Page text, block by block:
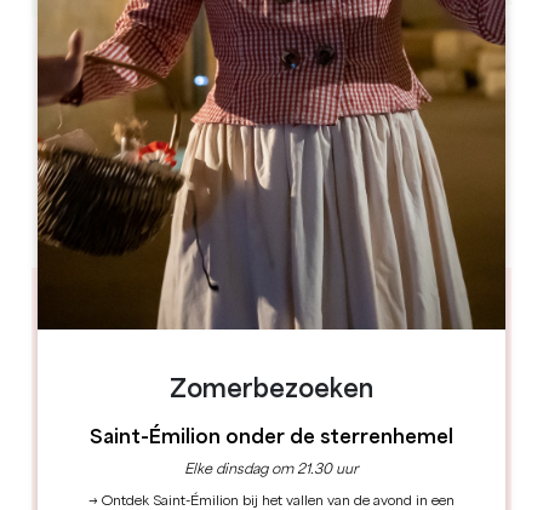
Leaflet
Château de Carles
33141 Saillans
BOEK
Zomerbezoeken
Saint-Émilion onder de sterrenhemel
Elke dinsdag om 21.30 uur
→ Ontdek Saint-Émilion bij het vallen van de avond in een